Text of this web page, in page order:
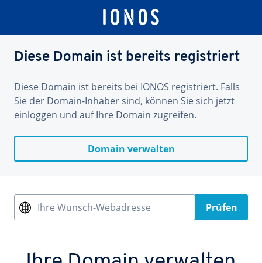
Diese Domain ist bereits registriert
Diese Domain ist bereits bei IONOS registriert. Falls
Sie der Domain-Inhaber sind, können Sie sich jetzt
einloggen und auf Ihre Domain zugreifen.
Domain verwalten
Ihre Wunsch-Webadresse Prüfen